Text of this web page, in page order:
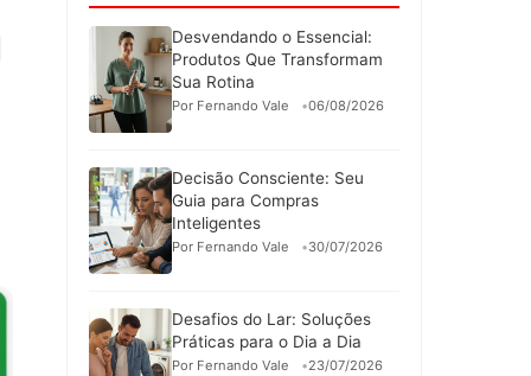
Desvendando o Essencial:
Produtos Que Transformam
Sua Rotina
Por Fernando Vale 06/08/2026
Decisão Consciente: Seu
Guia para Compras
Inteligentes
Por Fernando Vale 30/07/2026
Desafios do Lar: Soluções
Práticas para o Dia a Dia
Por Fernando Vale 23/07/2026